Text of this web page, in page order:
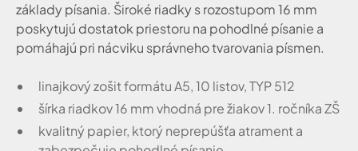
základy písania. Široké riadky s rozostupom 16 mm
poskytujú dostatok priestoru na pohodlné písanie a
pomáhajú pri nácviku správneho tvarovania písmen.
linajkový zošit formátu A5, 10 listov, TYP 512
šírka riadkov 16 mm vhodná pre žiakov 1. ročníka ZŠ
kvalitný papier, ktorý neprepúšťa atrament a